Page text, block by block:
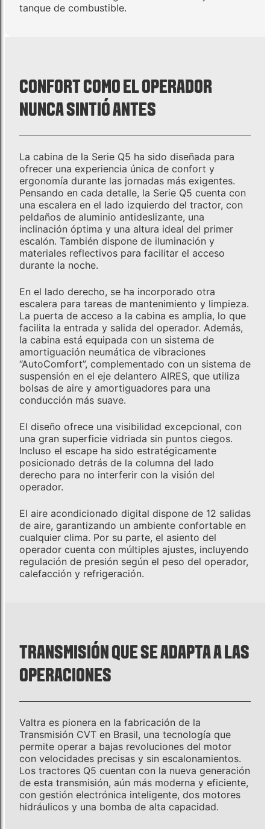
tanque de combustible.
CONFORT COMO EL OPERADOR
NUNCA SINTIÓ ANTES
La cabina de la Serie Q5 ha sido diseñada para
ofrecer una experiencia única de confort y
ergonomía durante las jornadas más exigentes.
Pensando en cada detalle, la Serie Q5 cuenta con
una escalera en el lado izquierdo del tractor, con
peldaños de aluminio antideslizante, una
inclinación óptima y una altura ideal del primer
escalón. También dispone de iluminación y
materiales reflectivos para facilitar el acceso
durante la noche.
En el lado derecho, se ha incorporado otra
escalera para tareas de mantenimiento y limpieza.
La puerta de acceso a la cabina es amplia, lo que
facilita la entrada y salida del operador. Además,
la cabina está equipada con un sistema de
amortiguación neumática de vibraciones
“AutoComfort”, complementado con un sistema de
suspensión en el eje delantero AIRES, que utiliza
bolsas de aire y amortiguadores para una
conducción más suave.
El diseño ofrece una visibilidad excepcional, con
una gran superficie vidriada sin puntos ciegos.
Incluso el escape ha sido estratégicamente
posicionado detrás de la columna del lado
derecho para no interferir con la visión del
operador.
El aire acondicionado digital dispone de 12 salidas
de aire, garantizando un ambiente confortable en
cualquier clima. Por su parte, el asiento del
operador cuenta con múltiples ajustes, incluyendo
regulación de presión según el peso del operador,
calefacción y refrigeración.
TRANSMISIÓN QUE SE ADAPTA A LAS
OPERACIONES
Valtra es pionera en la fabricación de la
Transmisión CVT en Brasil, una tecnología que
permite operar a bajas revoluciones del motor
con velocidades precisas y sin escalonamientos.
Los tractores Q5 cuentan con la nueva generación
de esta transmisión, aún más moderna y eficiente,
con gestión electrónica inteligente, dos motores
hidráulicos y una bomba de alta capacidad.